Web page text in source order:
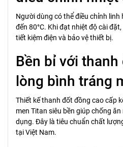
Người dùng có thể điều chỉnh
đến 80°C. Khi đạt nhiệt độ cài
tiết kiệm điện và bảo vệ thiết bị.
Bền bỉ với
lòng bình tráng
Thiết kế thanh đốt đồng cao cấp
men Titan siêu bền giúp chống
dụng. Đây là tiêu chuẩn chất
tại Việt Nam.